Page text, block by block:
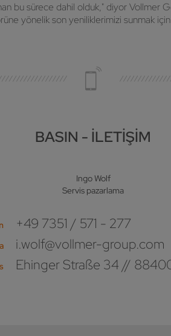
bu sürece dahil olduk," diyor Vollmer
yönelik son yeniliklerimizi sunmak
BASIN - İLETIŞIM
Ingo Wolf
Servis pazarlama
+49 7351 / 571 - 277
i.wolf@vollmer-group.com
Ehinger Straße 34 //